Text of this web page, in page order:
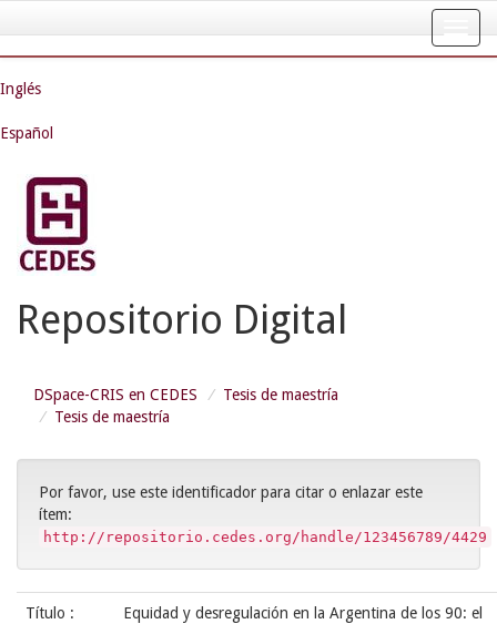
navigation
Inglés
Español
Repositorio Digital
DSpace-CRIS en CEDES
Tesis de maestría
Tesis de maestría
Por favor, use este identificador para citar o enlazar este
ítem:
http://repositorio.cedes.org/handle/123456789/4429
Título :
Equidad y desregulación en la Argentina de los 90: el